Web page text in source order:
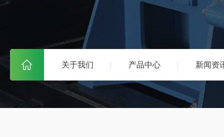
关于我们 产品中心 新闻资